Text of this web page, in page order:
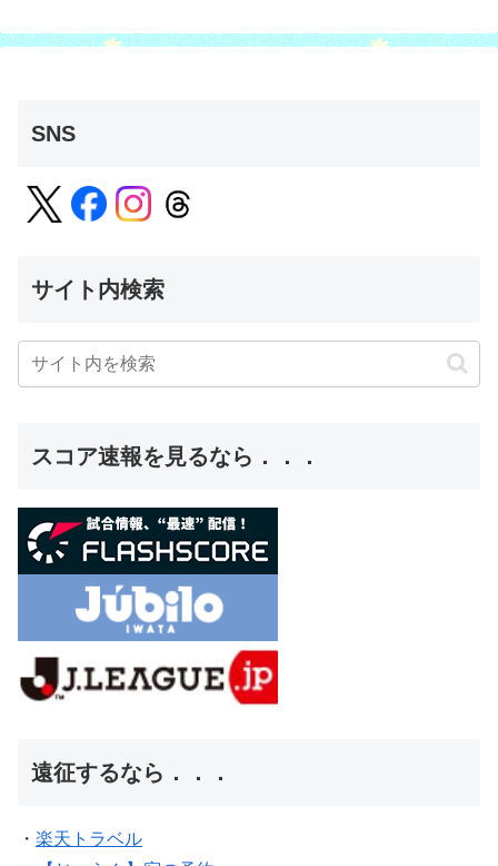
SNS
サイト内検索
スコア速報を見るなら．．．
遠征するなら．．．
・ 楽天トラベル